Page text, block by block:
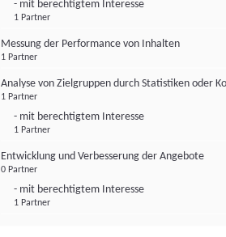
- mit berechtigtem Interesse
1 Partner
Messung der Performance von Inhalten
1 Partner
Analyse von Zielgruppen durch Statistiken oder
1 Partner
- mit berechtigtem Interesse
1 Partner
Entwicklung und Verbesserung der Angebote
0 Partner
- mit berechtigtem Interesse
1 Partner